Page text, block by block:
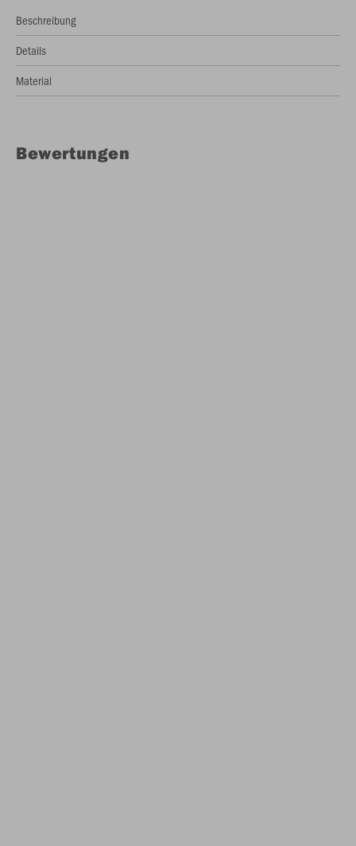
Beschreibung
Details
Material
Bewertungen